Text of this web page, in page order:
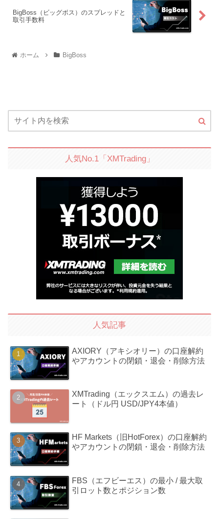
BigBoss（ビッグボス）のスプレッドと
取引手数料
ホーム BigBoss
人気No.1「XMTrading」
人気記事
AXIORY（アキシオリー）の口座解約
やアカウントの閉鎖・退会・削除方法
XMTrading（エックスエム）の過去レ
ート（ドル円 USD/JPY4本値）
HF Markets（旧HotForex）の口座解約
やアカウントの閉鎖・退会・削除方法
FBS（エフビーエス）の最小 / 最大取
引ロット数とポジション数